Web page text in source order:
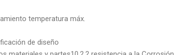
temperatura máx.
de diseño